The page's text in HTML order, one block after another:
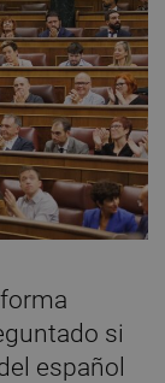
si
español